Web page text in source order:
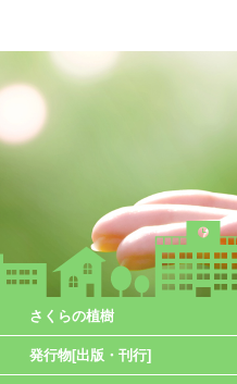
さくらの植樹
発行物[出版・刊行]